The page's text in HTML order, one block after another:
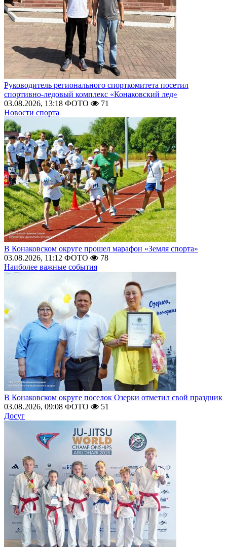
Руководитель регионального спорткомитета посетил
спортивно-ледовый комплекс «Конаковский лед»
03.08.2026, 13:18 ФОТО
71
Новости спорта
В Конаковском округе прошел марафон «Земля спорта»
03.08.2026, 11:12 ФОТО
78
Наиболее важные события
В Конаковском округе поселок Озерки отметил свой праздник
03.08.2026, 09:08 ФОТО
51
Досуг